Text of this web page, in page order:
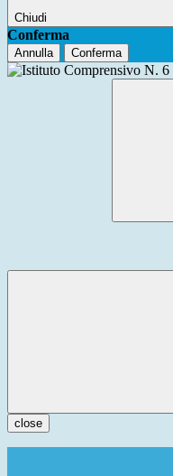
Chiudi
Conferma
Annulla Conferma
close